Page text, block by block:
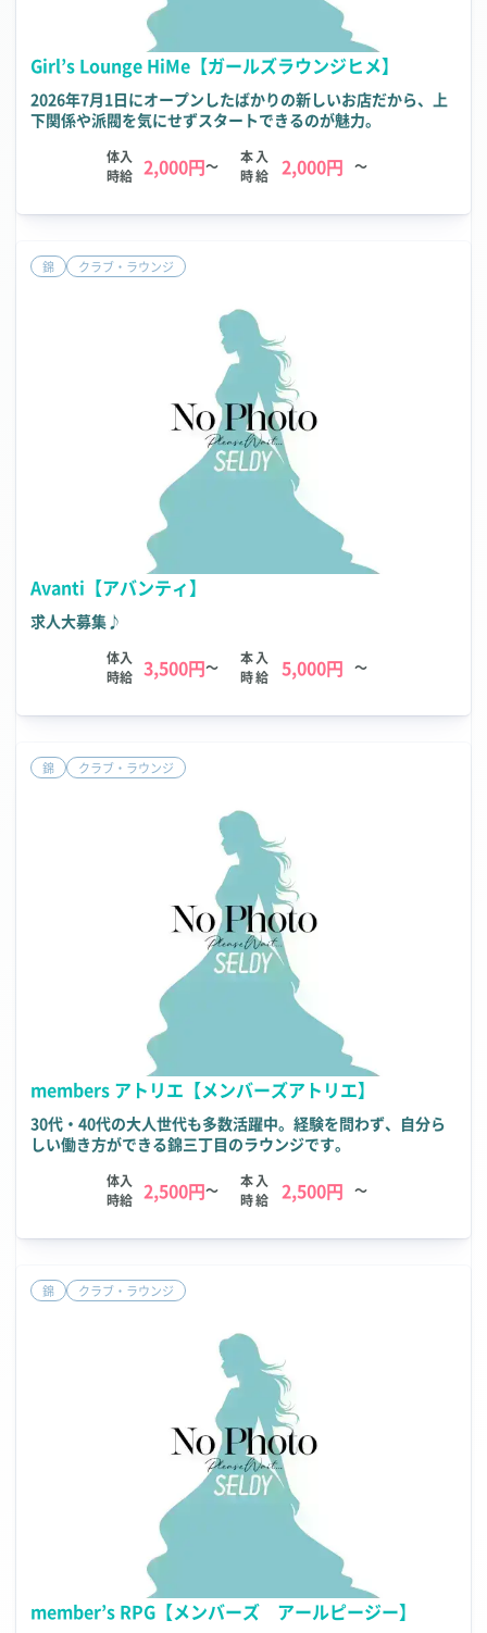
Girl’s Lounge HiMe【ガールズラウンジヒメ】
2026年7月1日にオープンしたばかりの新しいお店だから、上
下関係や派閥を気にせずスタートできるのが魅力。
体入
時給 2,000円～
本入
時給
2,000円 ～
錦 クラブ・ラウンジ
Avanti【アバンティ】
求人大募集♪
体入
時給 3,500円～
本入
時給
5,000円 ～
錦 クラブ・ラウンジ
members アトリエ【メンバーズアトリエ】
30代・40代の大人世代も多数活躍中。経験を問わず、自分ら
しい働き方ができる錦三丁目のラウンジです。
体入
時給 2,500円～
本入
時給
2,500円 ～
錦 クラブ・ラウンジ
member’s RPG【メンバーズ アールピージー】